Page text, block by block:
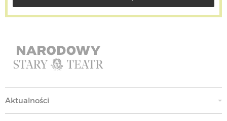
Aktualności